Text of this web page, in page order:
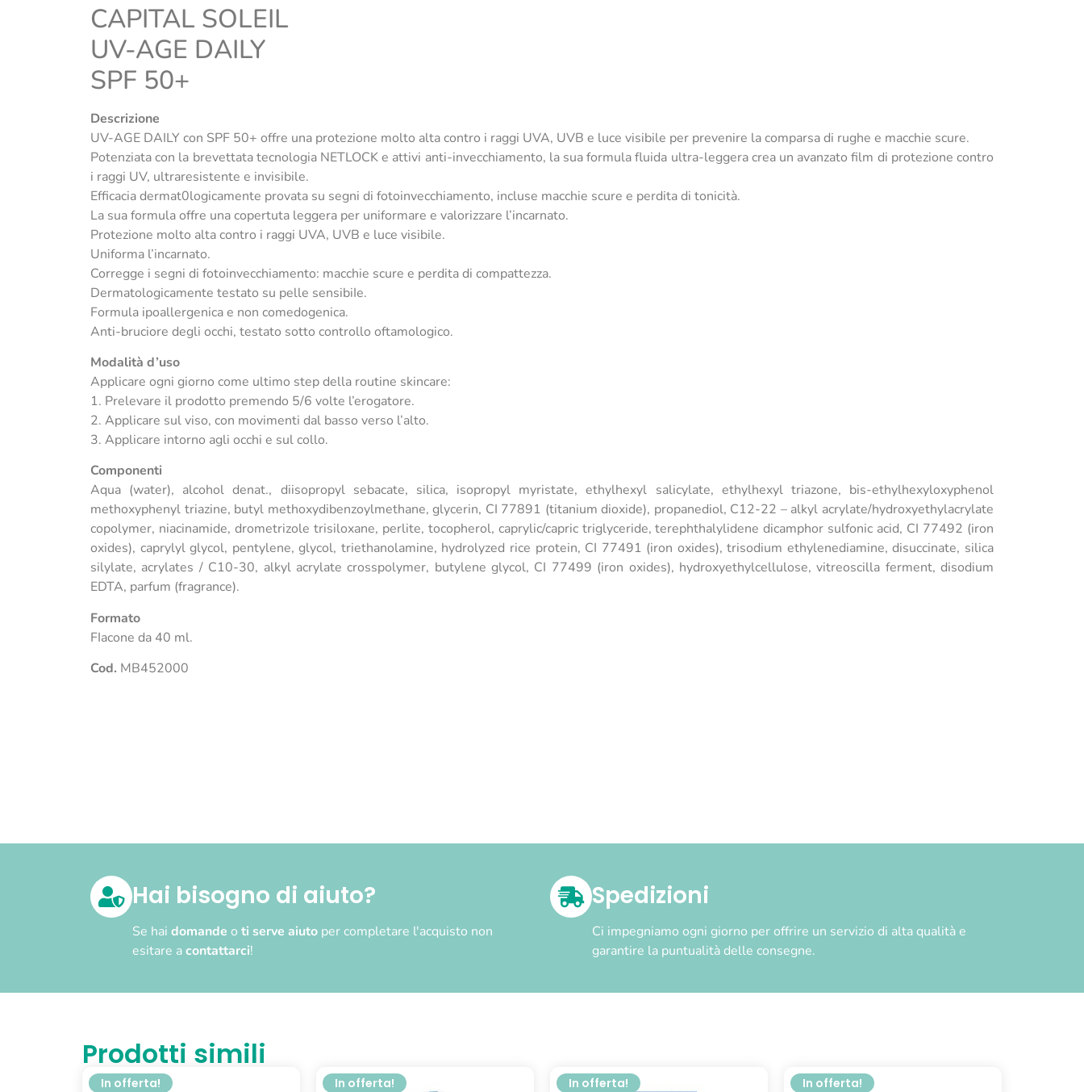
CAPITAL SOLEIL
UV-AGE DAILY
SPF 50+
Descrizione
UV-AGE DAILY con SPF 50+ offre una protezione molto alta contro i raggi UVA, UVB e luce visibile per prevenire la comparsa di rughe e macchie scure.
Potenziata con la brevettata tecnologia NETLOCK e attivi anti-invecchiamento, la sua formula fluida ultra-leggera crea un avanzato film di protezione contro
i raggi UV, ultraresistente e invisibile.
Efficacia dermat0logicamente provata su segni di fotoinvecchiamento, incluse macchie scure e perdita di tonicità.
La sua formula offre una copertuta leggera per uniformare e valorizzare l’incarnato.
Protezione molto alta contro i raggi UVA, UVB e luce visibile.
Uniforma l’incarnato.
Corregge i segni di fotoinvecchiamento: macchie scure e perdita di compattezza.
Dermatologicamente testato su pelle sensibiIe.
Formula ipoallergenica e non comedogenica.
Anti-bruciore degli occhi, testato sotto controllo oftamologico.
Modalità d’uso
Applicare ogni giorno come ultimo step della routine skincare:
1. Prelevare il prodotto premendo 5/6 volte l’erogatore.
2. Applicare sul viso, con movimenti dal basso verso l’alto.
3. Applicare intorno agli occhi e sul collo.
Componenti
Aqua (water), alcohol denat., diisopropyl sebacate, silica, isopropyl myristate, ethylhexyl salicylate, ethylhexyl triazone, bis-ethylhexyloxyphenol
methoxyphenyl triazine, butyl methoxydibenzoylmethane, glycerin, CI 77891 (titanium dioxide), propanediol, C12-22 – alkyl acrylate/hydroxyethylacrylate
copolymer, niacinamide, drometrizole trisiloxane, perlite, tocopherol, caprylic/capric triglyceride, terephthalylidene dicamphor sulfonic acid, CI 77492 (iron
oxides), caprylyl glycol, pentylene, glycol, triethanolamine, hydrolyzed rice protein, CI 77491 (iron oxides), trisodium ethylenediamine, disuccinate, silica
silylate, acrylates / C10-30, alkyl acrylate crosspolymer, butylene glycol, CI 77499 (iron oxides), hydroxyethylcellulose, vitreoscilla ferment, disodium
EDTA, parfum (fragrance).
Formato
FIacone da 40 ml.
Cod. MB452000
Hai bisogno di aiuto?
Se hai domande o ti serve aiuto per completare l'acquisto non
esitare acontattarci!
Spedizioni
Ci impegniamo ogni giorno per offrire un servizio di alta qualità e
garantire la puntualità delle consegne.
Prodotti simili
In offerta! In offerta! In offerta! In offerta!